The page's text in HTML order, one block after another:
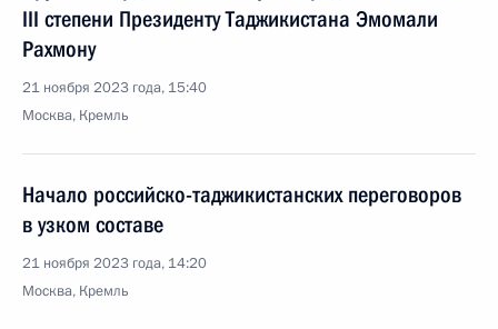
III степени Президенту Таджикистана Эмомали
Рахмону
21 ноября 2023 года, 15:40
Москва, Кремль
Начало российско-таджикистанских переговоров
в узком составе
21 ноября 2023 года, 14:20
Москва, Кремль